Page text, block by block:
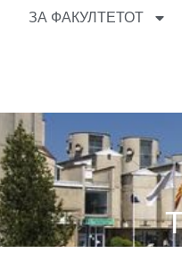
ЗА ФАКУЛТЕТОТ